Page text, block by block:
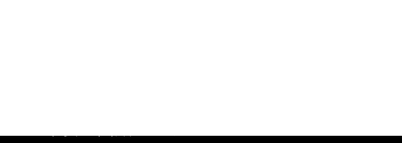
2026年度に開始します